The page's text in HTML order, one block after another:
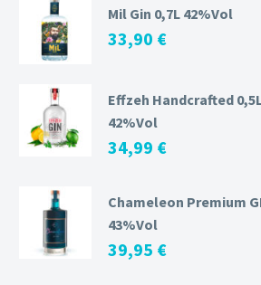
Mil Gin 0,7L 42%Vol
33,90 €
Effzeh Handcrafted
42%Vol
34,99 €
Chameleon Premium
43%Vol
39,95 €